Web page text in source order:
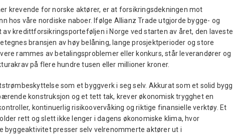
krevende for norske aktører, er at forsikringsdekningen mot
hos våre nordiske naboer. Ifølge Allianz Trade utgjorde bygge- og
kredittforsikringsporteføljen i Norge ved starten av året, den laveste
bransjen av høy belåning, lange prosjektperioder og store
rammes av betalingsproblemer eller konkurs, står leverandører og
på flere hundre tusen eller millioner kroner.
som et byggverk i seg selv. Akkurat som et solid bygg
konstruksjon og et tett tak, krever økonomisk trygghet en
kontinuerlig risikoovervåking og riktige finansielle verktøy. Et
rett og slett ikke lenger i dagens økonomiske klima, hvor
byggeaktivitet presser selv velrenommerte aktører ut i